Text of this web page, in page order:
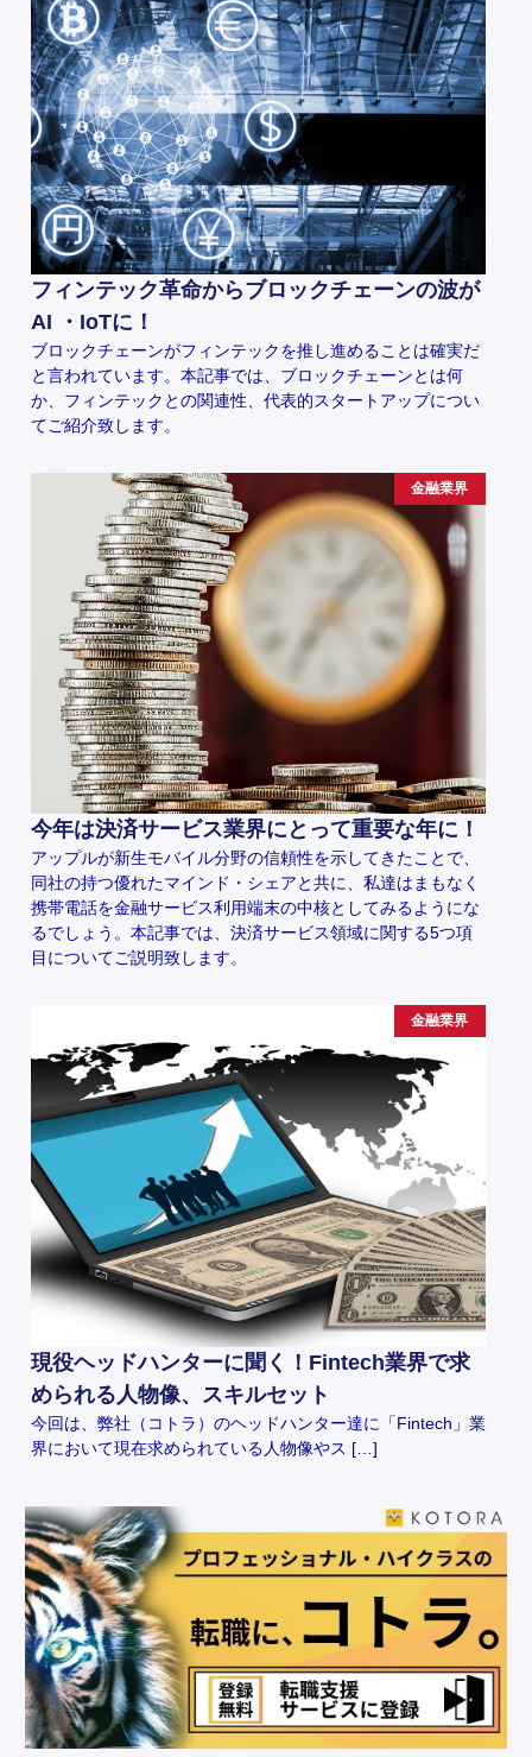
フィンテック革命からブロックチェーンの波が
AI ・IoTに！
ブロックチェーンがフィンテックを推し進めることは確実だ
と言われています。本記事では、ブロックチェーンとは何
か、フィンテックとの関連性、代表的スタートアップについ
てご紹介致します。
金融業界
今年は決済サービス業界にとって重要な年に！
アップルが新生モバイル分野の信頼性を示してきたことで、
同社の持つ優れたマインド・シェアと共に、私達はまもなく
携帯電話を金融サービス利用端末の中核としてみるようにな
るでしょう。本記事では、決済サービス領域に関する5つ項
目についてご説明致します。
金融業界
現役ヘッドハンターに聞く！Fintech業界で求
められる人物像、スキルセット
今回は、弊社（コトラ）のヘッドハンター達に「Fintech」業
界において現在求められている人物像やス […]